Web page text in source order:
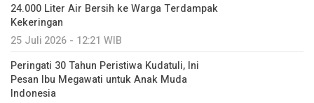
24.000 Liter Air Bersih ke Warga Terdampak
Kekeringan
25 Juli 2026 - 12:21 WIB
Peringati 30 Tahun Peristiwa Kudatuli, Ini
Pesan Ibu Megawati untuk Anak Muda
Indonesia